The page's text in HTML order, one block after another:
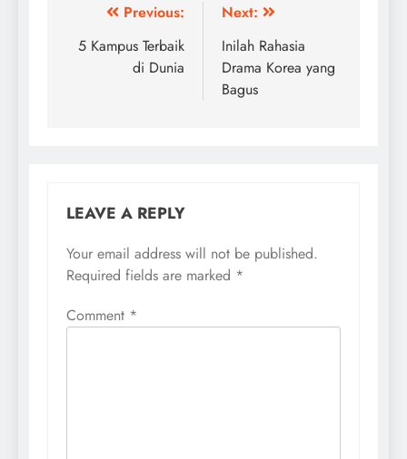
navigation
Previous:
5 Kampus Terbaik
di Dunia
Next:
Inilah Rahasia
Drama Korea yang
Bagus
LEAVE A REPLY
Your email address will not be published.
Required fields are marked *
Comment *